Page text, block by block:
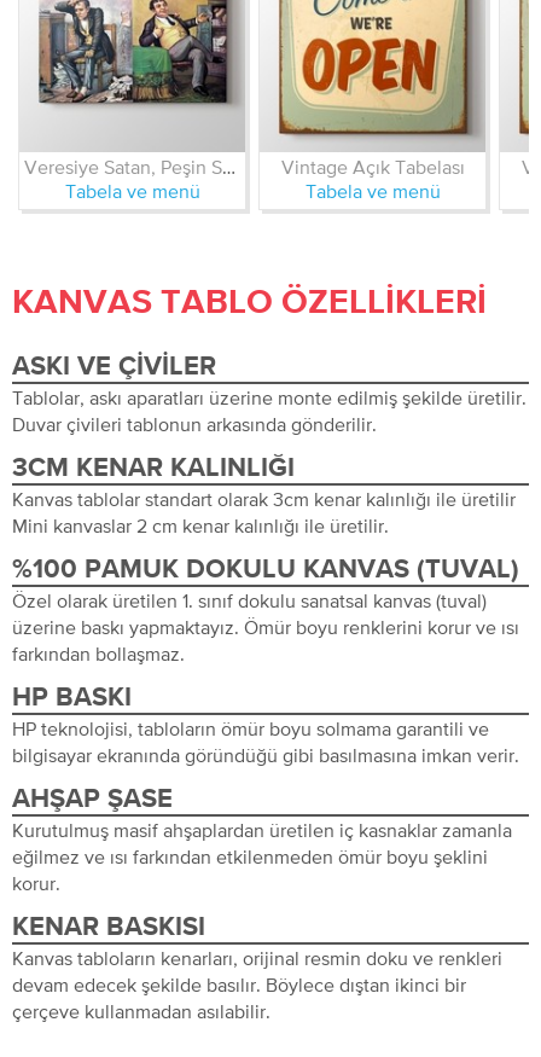
Veresiye Satan, Peşin Satan
Tabela ve menü
Vintage Açık Tabelası
Tabela ve menü
KANVAS TABLO ÖZELLIKLERI
ASKI VE ÇIVILER
Tablolar, askı aparatları üzerine monte edilmiş şekilde üretilir.
Duvar çivileri tablonun arkasında gönderilir.
3CM KENAR KALINLIĞI
Kanvas tablolar standart olarak 3cm kenar kalınlığı ile üretilir
Mini kanvaslar 2 cm kenar kalınlığı ile üretilir.
%100 PAMUK DOKULU KANVAS (TUVAL)
Özel olarak üretilen 1. sınıf dokulu sanatsal kanvas (tuval)
üzerine baskı yapmaktayız. Ömür boyu renklerini korur ve ısı
farkından bollaşmaz.
HP BASKI
HP teknolojisi, tabloların ömür boyu solmama garantili ve
bilgisayar ekranında göründüğü gibi basılmasına imkan verir.
AHŞAP ŞASE
Kurutulmuş masif ahşaplardan üretilen iç kasnaklar zamanla
eğilmez ve ısı farkından etkilenmeden ömür boyu şeklini
korur.
KENAR BASKISI
Kanvas tabloların kenarları, orijinal resmin doku ve renkleri
devam edecek şekilde basılır. Böylece dıştan ikinci bir
çerçeve kullanmadan asılabilir.